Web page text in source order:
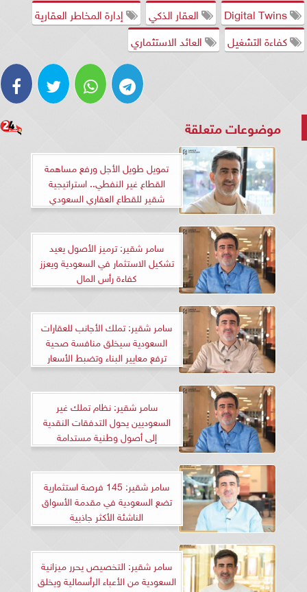
العقار الذكي
إدارة المخاطر العقارية
كفاءة التشغيل
العائد الاستثماري
موضوعات متعلقة
تمويل طويل الأجل ورفع مساهمة
القطاع غير النفطي.. استراتيجية
شقير للقطاع العقاري السعودي
سامر شقير: ترميز الأصول يعيد
تشكيل الاستثمار في السعودية ويعزز
كفاءة رأس المال
سامر شقير: تملك الأجانب للعقارات
السعودية سيخلق منافسة صحية
ترفع معايير البناء وتضبط الأسعار
سامر شقير: نظام تملك غير
السعوديين يحول التدفقات النقدية
إلى أصول وطنية مستدامة
سامر شقير: 145 فرصة استثمارية
تضع السعودية في مقدمة الأسواق
الناشئة الأكثر جاذبية
سامر شقير: التخصيص يحرر ميزانية
السعودية من الأعباء الرأسمالية ويخلق